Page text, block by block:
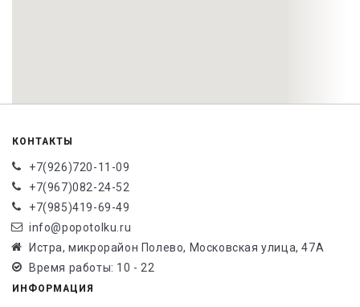
КОНТАКТЫ
+7(926)720-11-09
+7(967)082-24-52
+7(985)419-69-49
info@popotolku.ru
Истра, микрорайон Полево, Московская улица, 47А
Время работы: 10 - 22
ИНФОРМАЦИЯ